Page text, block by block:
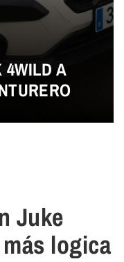
4WILD A
Juke
logica